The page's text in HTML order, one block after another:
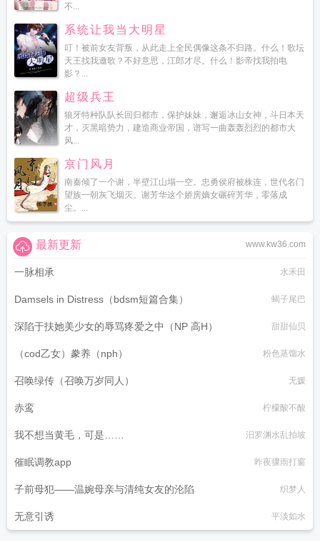
不...
系统让我当大明星
叮！被前女友背叛，从此走上全民偶像这条不归路。什么！歌坛
天王找我邀歌？不好意思，江郎才尽。什么！影帝找我拍电
影？...
超级兵王
狼牙特种队队长回归都市，保护妹妹，邂逅冰山女神，斗日本天
才，灭黑暗势力，建造商业帝国，谱写一曲轰轰烈烈的都市大
风...
京门风月
南秦倾了一个谢，半壁江山塌一空。忠勇侯府被株连，世代名门
望族一朝灰飞烟灭。谢芳华这个娇房嫡女碾碎芳华，零落成
尘。...
www.kw36.com
最新更新
一脉相承 水禾田
Damsels in Distress（bdsm短篇合集） 蝎子尾巴
深陷于扶她美少女的辱骂疼爱之中（NP 高H） 甜甜仙贝
（cod乙女）豢养（nph） 粉色蒸馏水
召唤绿传（召唤万岁同人） 无媛
赤鸾 柠檬酸不酸
我不想当黄毛，可是…… 汨罗渊水乱拍坡
催眠调教app 昨夜骤雨打窗
子前母犯——温婉母亲与清纯女友的沦陷 织梦人
无意引诱 平淡如水